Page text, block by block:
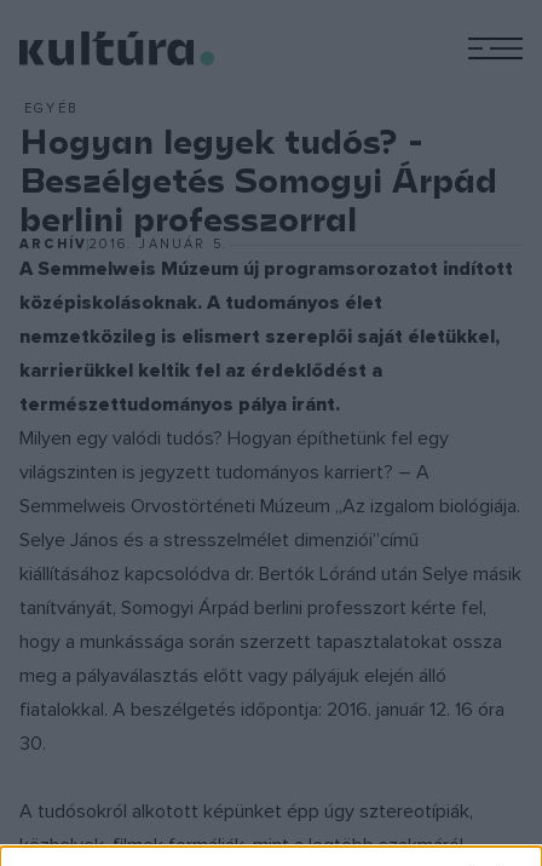
EGYÉB
Hogyan legyek tudós? -
Beszélgetés Somogyi Árpád
berlini professzorral
ARCHÍV2016. JANUÁR 5.
A Semmelweis Múzeum új programsorozatot indított
középiskolásoknak. A tudományos élet
nemzetközileg is elismert szereplői saját életükkel,
karrierükkel keltik fel az érdeklődést a
természettudományos pálya iránt.
Milyen egy valódi tudós? Hogyan építhetünk fel egy
világszinten is jegyzett tudományos karriert? – A
Semmelweis Orvostörténeti Múzeum „Az izgalom biológiája.
Selye János és a stresszelmélet dimenziói”című
kiállításához kapcsolódva dr. Bertók Lóránd után Selye másik
tanítványát, Somogyi Árpád berlini professzort kérte fel,
hogy a munkássága során szerzett tapasztalatokat ossza
meg a pályaválasztás előtt vagy pályájuk elején álló
fiatalokkal. A beszélgetés időpontja: 2016. január 12. 16 óra
30.
A tudósokról alkotott képünket épp úgy sztereotípiák,
közhelyek, filmek formálják, mint a legtöbb szakmáról